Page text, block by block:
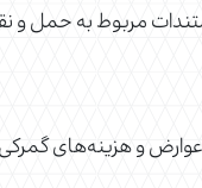
مربوط به حمل و
عوارض و هزینه‌های